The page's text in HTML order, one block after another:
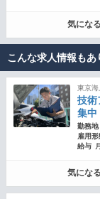
気になる
こんな求人情報もあ
東京海
技術
集
勤務地
雇用形
給与
気になる